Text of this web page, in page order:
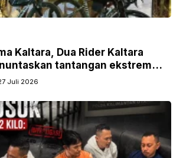
Kaltara, Dua Rider Kaltara
tantangan ekstrem
KM
Juli 2026